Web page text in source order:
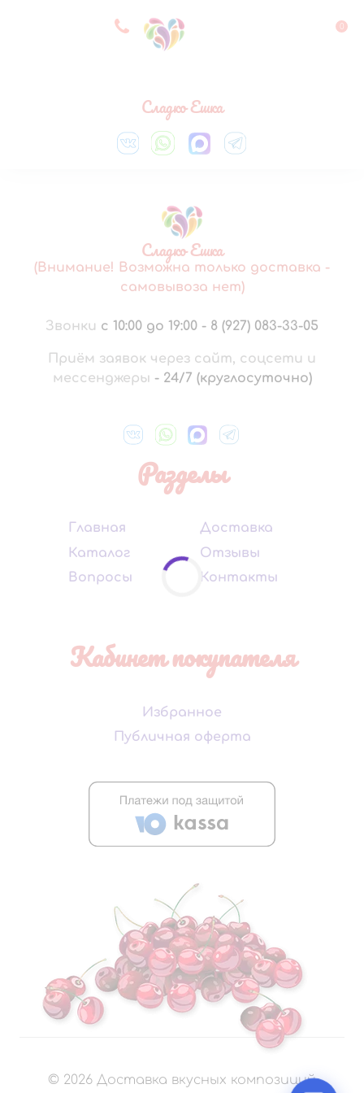
8 927 083 33 05 0
Сладко Ешка
Сладко Ешка
(Внимание! Возможна только доставка -
самовывоза нет)
Звонки с 10:00 до 19:00 - 8 (927) 083-33-05
Приём заявок через сайт, соцсети и
мессенджеры - 24/7 (круглосуточно)
Разделы
Главная
Каталог
Вопросы
Доставка
Отзывы
Контакты
Кабинет покупателя
Избранное
Публичная оферта
© 2026 Доставка вкусных композиций